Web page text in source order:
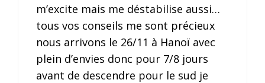
m’excite mais me déstabilise aussi…
tous vos conseils me sont précieux
nous arrivons le 26/11 à Hanoï avec
plein d’envies donc pour 7/8 jours
avant de descendre pour le sud je